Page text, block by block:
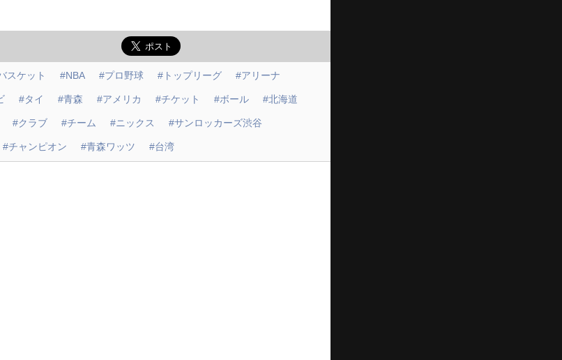
スケット #NBA #プロ野球 #トップリーグ #アリーナ
#タイ #青森 #アメリカ #チケット #ボール #北海道
#クラブ #チーム #ニックス #サンロッカーズ渋谷
#チャンピオン #青森ワッツ #台湾